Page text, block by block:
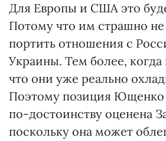
Для Европы и США это
Потому что им страшно не
портить отношения с
Украины. Тем более,
что они уже реально
Поэтому позиция Ющенко
по-достоинству оценена
поскольку она может